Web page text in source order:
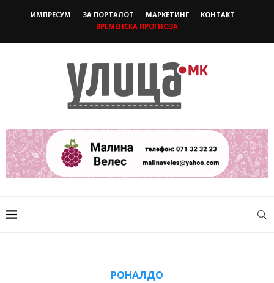
ИМПРЕСУМ ЗА ПОРТАЛОТ МАРКЕТИНГ
КОНТАКТ
ВРЕМЕНСКА ПРОГНОЗА
РОНАЛДО